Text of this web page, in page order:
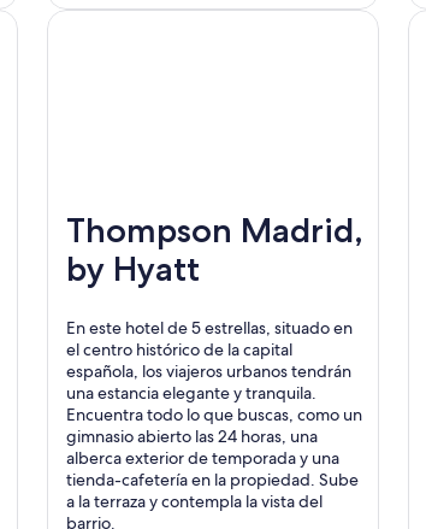
en
Thompson Madrid,
by Hyatt
En este hotel de 5 estrellas, situado en
el centro histórico de la capital
española, los viajeros urbanos tendrán
una estancia elegante y tranquila.
Encuentra todo lo que buscas, como un
gimnasio abierto las 24 horas, una
alberca exterior de temporada y una
tienda-cafetería en la propiedad. Sube
a la terraza y contempla la vista del
barrio.